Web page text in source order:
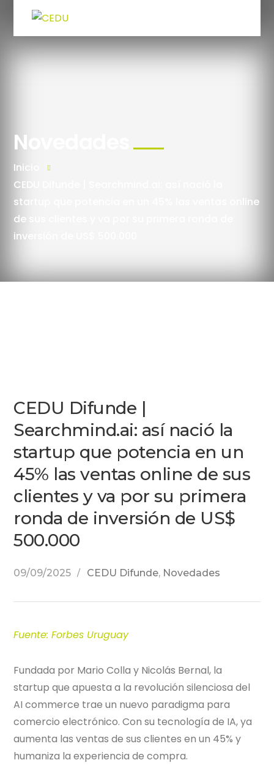
Novedades
Inicio
CEDU Difunde | Searchmind.ai: así nació la
startup que potencia en un 45% las ventas online
de sus clientes y va por su primera ronda de
inversión de US$ 500.000
CEDU Difunde |
Searchmind.ai: así nació la
startup que potencia en un
45% las ventas online de sus
clientes y va por su primera
ronda de inversión de US$
500.000
09/09/2025 CEDU Difunde, Novedades
Fuente: Forbes Uruguay
Fundada por Mario Colla y Nicolás Bernal, la
startup que apuesta a la revolución silenciosa del
AI commerce trae un nuevo paradigma para
comercio electrónico. Con su tecnología de IA, ya
aumenta las ventas de sus clientes en un 45% y
humaniza la experiencia de compra.